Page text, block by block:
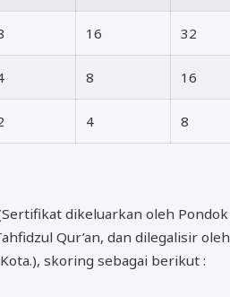
16 32
8 16
4 8
dikeluarkan oleh Pondok
Qur’an, dan dilegalisir oleh
skoring sebagai berikut :